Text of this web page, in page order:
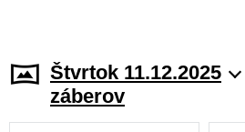
Štvrtok 11.12.2025
záberov